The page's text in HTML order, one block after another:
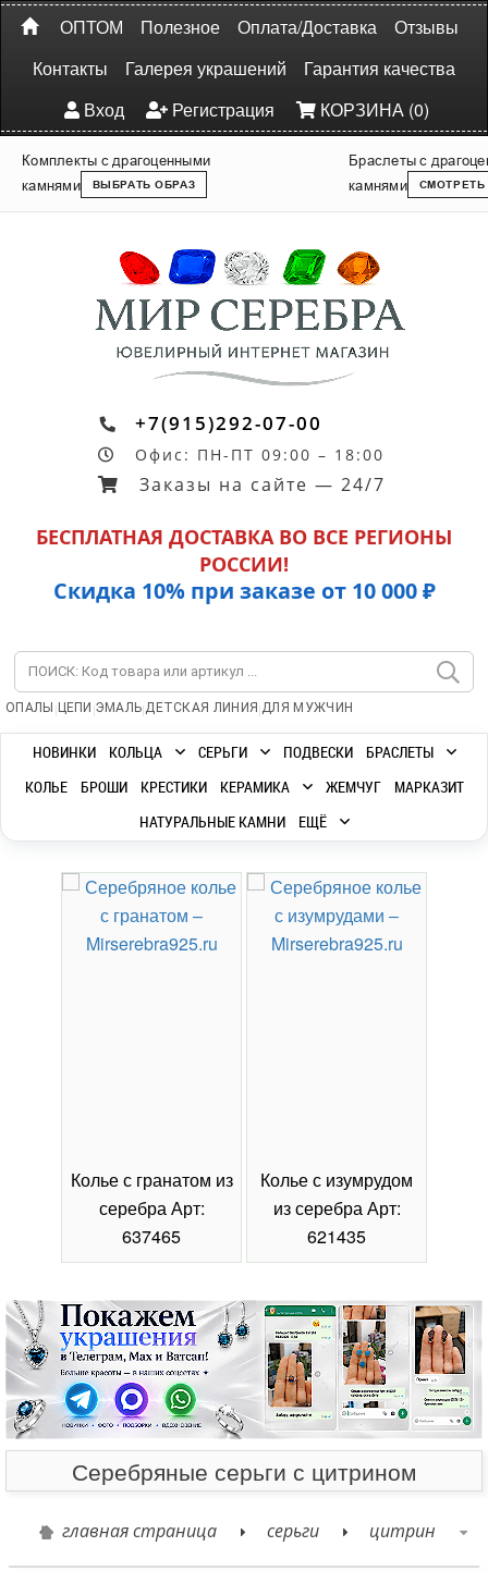
ОПТОМ Полезное Оплата/Доставка
Отзывы
Контакты
Галерея украшений
Гарантия качества
Вход
Регистрация КОРЗИНА (0)
Комплекты с драгоценными
камнями
ВЫБРАТЬ ОБРАЗ
Браслеты с
камнями
СМОТРЕТЬ
+7(915)292-07-00
Офис: ПН-ПТ 09:00 – 18:00
Заказы на сайте — 24/7
БЕСПЛАТНАЯ ДОСТАВКА ВО ВСЕ РЕГИОНЫ
РОССИИ!
Скидка 10% при заказе от 10 000 ₽
ОПАЛЫ | ЦЕПИ |ЭМАЛЬ|ДЕТСКАЯ ЛИНИЯ |ДЛЯ МУЖЧИН
НОВИНКИ КОЛЬЦА СЕРЬГИ ПОДВЕСКИ
БРАСЛЕТЫ
КОЛЬЕ
БРОШИ КРЕСТИКИ КЕРАМИКА ЖЕМЧУГ
МАРКАЗИТ
НАТУРАЛЬНЫЕ КАМНИ
ЕЩЁ
Колье с гранатом из
серебра Арт:
637465
Колье с изумрудом
из серебра Арт:
621435
Серебряные серьги с цитрином
главная страница серьги цитрин